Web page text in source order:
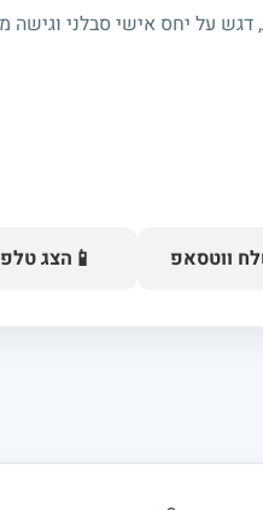
פרטית, דגש על יחס אישי סבלני
ווטסאפ 📱 הצג